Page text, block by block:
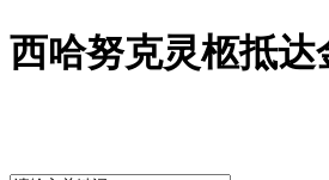
西哈努克灵柩抵